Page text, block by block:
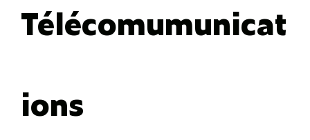
Télécomumunicat
ions